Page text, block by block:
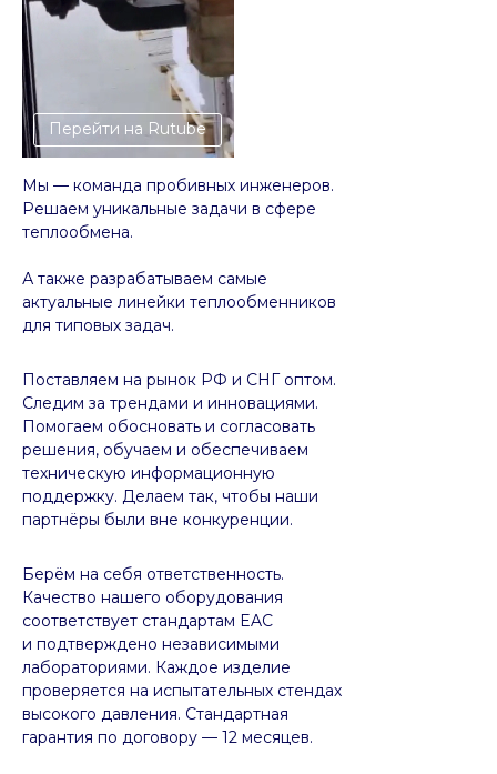
Мы — команда пробивных инженеров.
Решаем уникальные задачи в сфере
теплообмена.
А также разрабатываем самые
актуальные линейки теплообменников
для типовых задач.
Берём на себя ответственность.
Качество нашего оборудования
соответствует стандартам EAC
и подтверждено независимыми
лабораториями. Каждое изделие
проверяется на испытательных стендах
высокого давления. Стандартная
гарантия по договору — 12 месяцев.
Поставляем на рынок РФ и СНГ оптом.
Следим за трендами и инновациями.
Помогаем обосновать и согласовать
решения, обучаем и обеспечиваем
техническую информационную
поддержку. Делаем так, чтобы наши
партнёры были вне конкуренции.
Перейти на Rutube